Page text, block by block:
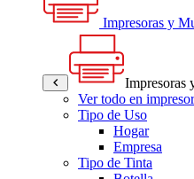
Impresoras y
Impresoras
Ver todo en
Tipo de Uso
Hogar
Empresa
Tipo de Tinta